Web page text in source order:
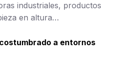
industriales, productos
en altura…
a entornos